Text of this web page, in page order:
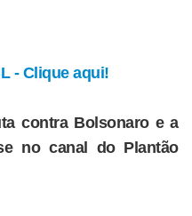
- Clique aqui!
contra Bolsonaro e a
no canal do Plantão